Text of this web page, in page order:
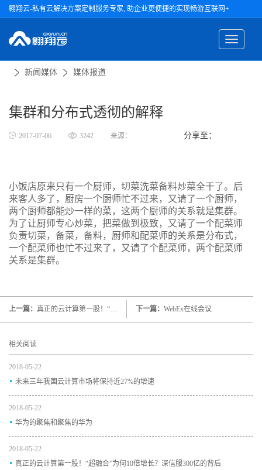
翱翔云-私有云解决方案定制服务专家, 助企业更便捷的实现畅游互联网+
新闻媒体 媒体报道
集群和分布式透彻的解释
2017-07-06 3242 来源： 分享至：
小饭店原来只有一个厨师，切菜洗菜备料炒菜全干了。后
来客人多了，厨房一个厨师忙不过来，又请了一个厨师，
两个厨师都能炒一样的菜，这两个厨师的关系就是集群。
为了让厨师专心炒菜，把菜做到极致，又请了一个配菜师
负责切菜，备菜，备料，厨师和配菜师的关系是分布式，
一个配菜师也忙不过来了，又请了个配菜师，两个配菜师
关系是集群。
上一篇： 真正的云计算第一股！“超融合”为何10倍增长？深信服300亿的背后 下一篇： WebEx在线会议
相关阅读
2018-05-22
. 未来三年我国云计算市场将保持近27%的增速
2018-05-22
. 华为的聚焦和聚焦的华为
2018-05-22
. 真正的云计算第一股！“超融合”为何10倍增长？深信服300亿的背后